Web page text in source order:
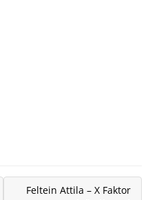
Feltein Attila – X Faktor